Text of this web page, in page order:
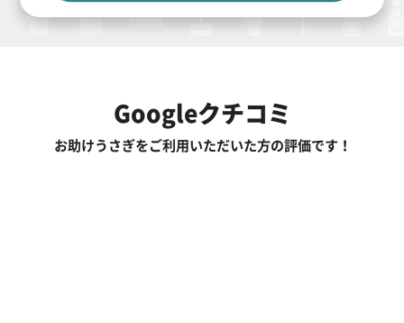
Googleクチコミ
お助けうさぎをご利用いただいた方の評価です！